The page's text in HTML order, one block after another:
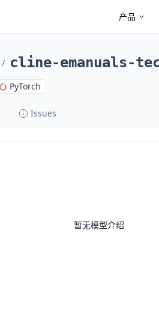
产品
/ cline-emanuals-
PyTorch
Issues
暂无模型介绍